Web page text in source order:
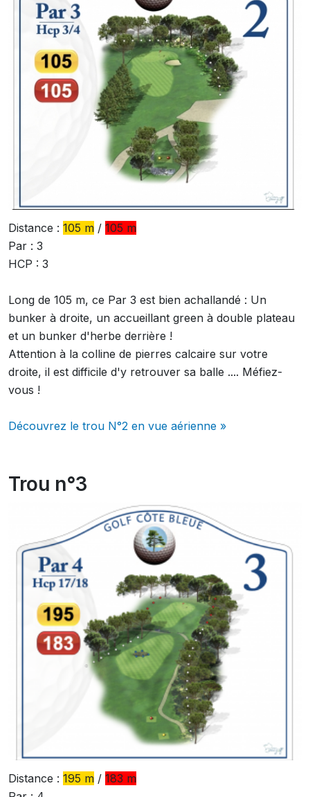
Distance : 105 m / 105 m
Par : 3
HCP : 3
Long de 105 m, ce Par 3 est bien achallandé : Un
bunker à droite, un accueillant green à double plateau
et un bunker d'herbe derrière !
Attention à la colline de pierres calcaire sur votre
droite, il est difficile d'y retrouver sa balle .... Méfiez-
vous !
Découvrez le trou N°2 en vue aérienne »
Trou n°3
Distance : 195 m / 183 m